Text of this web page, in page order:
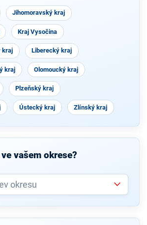
Jihomoravský kraj
Kraj Vysočina
kraj Liberecký kraj
kraj Olomoucký kraj
Plzeňský kraj
Ústecký kraj Zlínský kraj
vašem okrese?